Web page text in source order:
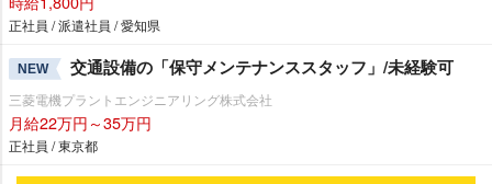
正社員 / 派遣社員 / 愛知県
NEW 交通設備の「保守メンテナンススタッフ」/未経験可
三菱電機プラントエンジニアリング株式会社
月給22万円～35万円
正社員 / 東京都